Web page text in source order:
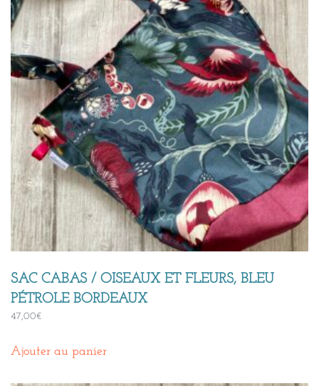
SAC CABAS / OISEAUX ET FLEURS, BLEU
PÉTROLE BORDEAUX
47,00€
Ajouter au panier